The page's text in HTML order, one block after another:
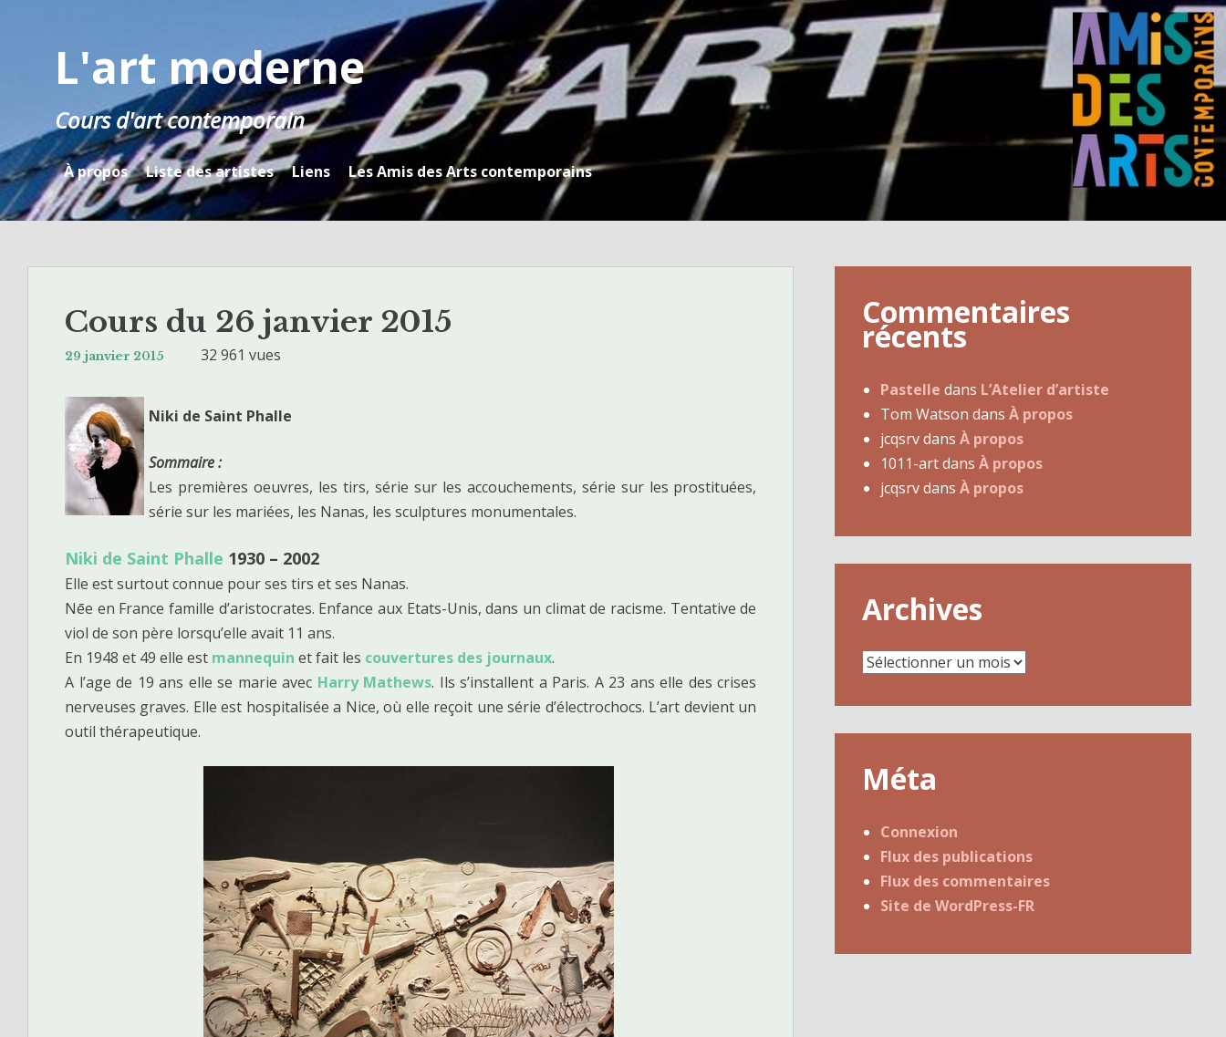
L'art moderne
Cours d'art contemporain
À propos Liste des artistes Liens Les Amis des Arts contemporains
Cours du 26 janvier 2015
29 janvier 2015 32 961 vues
Niki de Saint Phalle
Sommaire :
Les premières oeuvres, les tirs, série sur les accouchements, série sur les prostituées,
série sur les mariées, les Nanas, les sculptures monumentales.
Niki de Saint Phalle 1930 – 2002
Elle est surtout connue pour ses tirs et ses Nanas.
Nēe en France famille d’aristocrates. Enfance aux Etats-Unis, dans un climat de racisme. Tentative de
viol de son père lorsqu’elle avait 11 ans.
En 1948 et 49 elle est mannequin et fait les couvertures des journaux.
A l’age de 19 ans elle se marie avec Harry Mathews. Ils s’installent a Paris. A 23 ans elle des crises
nerveuses graves. Elle est hospitalisée a Nice, où elle reçoit une série d’électrochocs. L’art devient un
outil thérapeutique.
Commentaires
récents
Pastelle dans L’Atelier d’artiste
Tom Watson dansÀ propos
jcqsrvdansÀ propos
1011-artdansÀ propos
jcqsrvdansÀ propos
Archives
Archives
Méta
Connexion
Flux des publications
Flux des commentaires
Site de WordPress-FR